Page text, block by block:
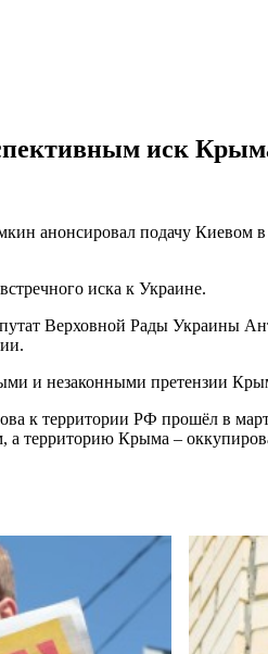
иск
анонсировал подачу
иска к Украине.
Верховной Рады Украины
и незаконными претензии
к территории РФ прошёл в
а территорию Крыма –